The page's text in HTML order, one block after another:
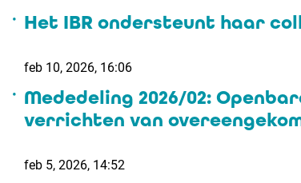
Het IBR ondersteunt haar
feb 10, 2026, 16:06
Mededeling 2026/02:
verrichten van
feb 5, 2026, 14:52